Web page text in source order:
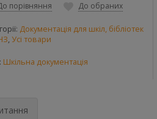
порівняння До обраних
Документація для шкіл, бібліотек
, Усі товари
Шкільна документація